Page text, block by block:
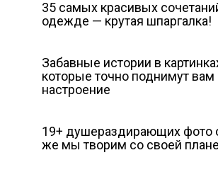
35 самых красивых
одежде — крутая шпаргалка!
Забавные истории в
которые точно поднимут вам
настроение
19+ душераздирающих фото
же мы творим со своей